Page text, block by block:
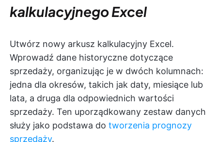
kalkulacyjnego Excel
Utwórz nowy arkusz kalkulacyjny Excel.
Wprowadź dane historyczne dotyczące
sprzedaży, organizując je w dwóch kolumnach:
jedna dla okresów, takich jak daty, miesiące lub
lata, a druga dla odpowiednich wartości
sprzedaży. Ten uporządkowany zestaw danych
służy jako podstawa do tworzenia prognozy
sprzedaży.